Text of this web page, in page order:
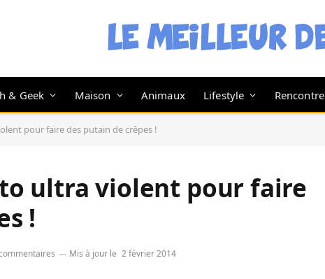
& Geek Maison Animaux Lifestyle Rencontre
pour faire des putain de crêpes !
ultra violent pour faire
!
Mis à jour le 2 février 2014